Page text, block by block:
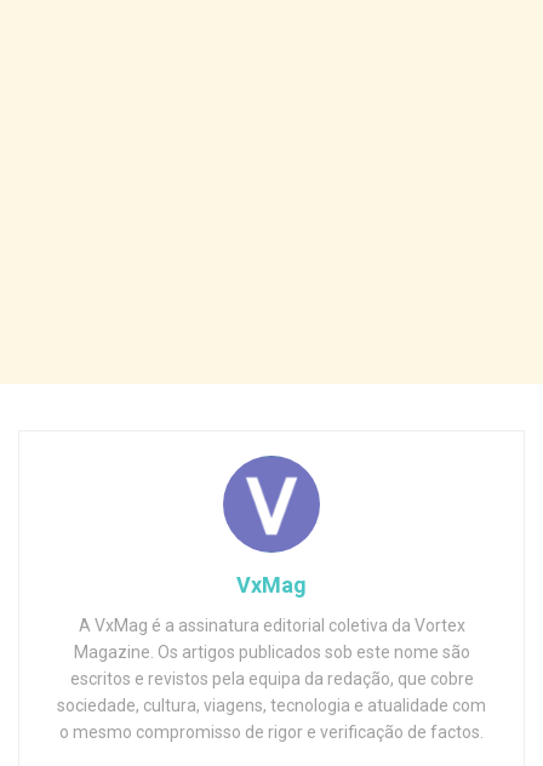
VxMag
A VxMag é a assinatura editorial coletiva da Vortex
Magazine. Os artigos publicados sob este nome são
escritos e revistos pela equipa da redação, que cobre
sociedade, cultura, viagens, tecnologia e atualidade com
o mesmo compromisso de rigor e verificação de factos.